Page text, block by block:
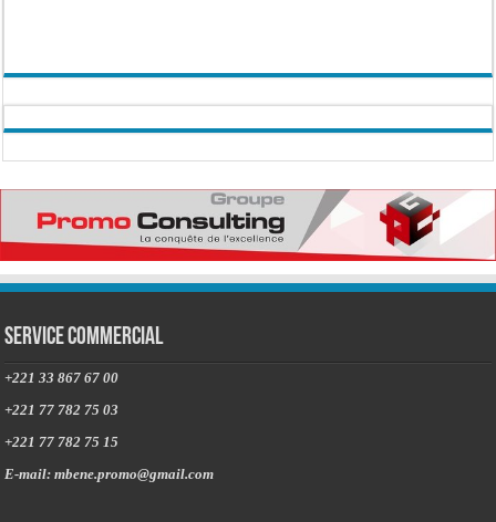
Service commercial
+221 33 867 67 00
+221 77 782 75 03
+221 77 782 75 15
E-mail: mbene.promo@gmail.com